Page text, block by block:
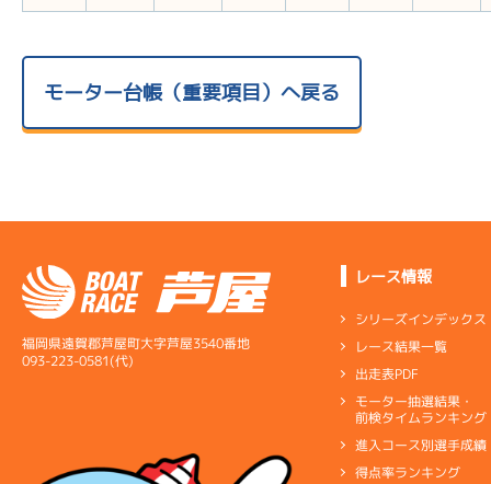
モーター台帳（重要項目）へ戻る
福岡県遠賀郡芦屋町大字芦屋3540番地
093-223-0581(代)
レース情報
シリーズインデックス
レース結果一覧
出走表PDF
モーター抽選結果・
前検タイムランキング
進入コース別選手成績
得点率ランキング